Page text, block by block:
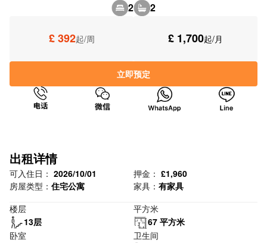
2 2
£ 392起/周 £ 1,700起/月
立即预定
出租详情
可入住日： 2026/10/01 押金： £1,960
房屋类型： 住宅公寓 家具： 有家具
楼层
13层
平方米
67 平方米
卧室
卫生间